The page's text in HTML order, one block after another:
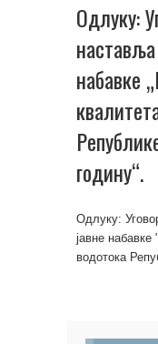
Одлуку:
набавке
годину“.
Одлуку:
јавне
водотока